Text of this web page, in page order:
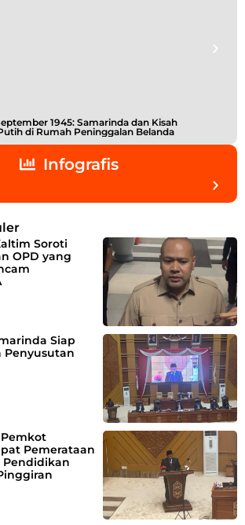
Soroti
OPD yang
Siap
Penyusutan
Pemkot
Pemerataan
1945: Samarinda dan Kisah
di Rumah Peninggalan Belanda
Infografis